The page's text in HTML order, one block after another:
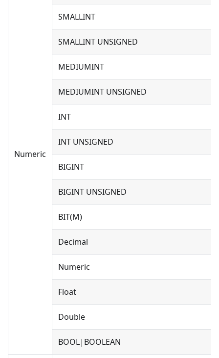
Numeric
SMALLINT
SMALLINT UNSIGNED
MEDIUMINT
MEDIUMINT UNSIGNED
INT
INT UNSIGNED
BIGINT
BIGINT UNSIGNED
BIT(M)
Decimal
Numeric
Float
Double
BOOL|BOOLEAN